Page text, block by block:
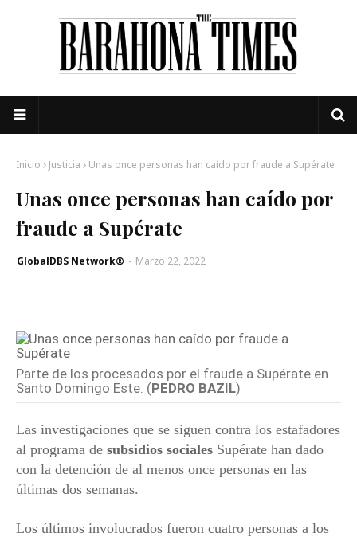
Inicio Justicia Unas once personas han caído por fraude a Supérate
Unas once personas han caído por
fraude a Supérate
GlobalDBS Network® - Marzo 22, 2022
Parte de los procesados por el fraude a Supérate en
Santo Domingo Este. (PEDRO BAZIL)
Las investigaciones que se siguen contra los estafadores
al programa de subsidios sociales Supérate han dado
con la detención de al menos once personas en las
últimas dos semanas.
Los últimos involucrados fueron cuatro personas a los